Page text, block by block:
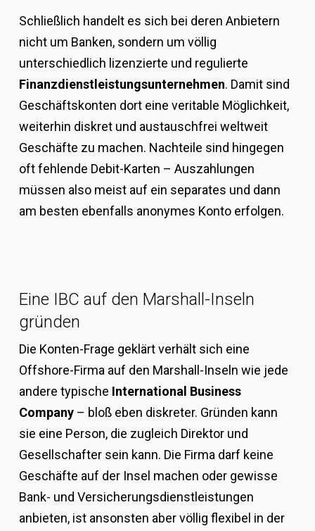
Schließlich handelt es sich bei deren Anbietern
nicht um Banken, sondern um völlig
unterschiedlich lizenzierte und regulierte
Finanzdienstleistungsunternehmen. Damit sind
Geschäftskonten dort eine veritable Möglichkeit,
weiterhin diskret und austauschfrei weltweit
Geschäfte zu machen. Nachteile sind hingegen
oft fehlende Debit-Karten – Auszahlungen
müssen also meist auf ein separates und dann
am besten ebenfalls anonymes Konto erfolgen.
Eine IBC auf den Marshall-Inseln
gründen
Die Konten-Frage geklärt verhält sich eine
Offshore-Firma auf den Marshall-Inseln wie jede
andere typische International Business
Company– bloß eben diskreter. Gründen kann
sie eine Person, die zugleich Direktor und
Gesellschafter sein kann. Die Firma darf keine
Geschäfte auf der Insel machen oder gewisse
Bank- und Versicherungsdienstleistungen
anbieten, ist ansonsten aber völlig flexibel in der